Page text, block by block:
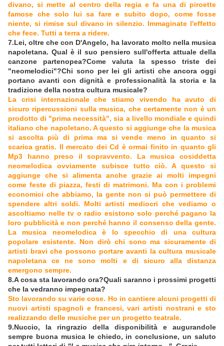
divano, si mette al centro della regia e fa una di piroette
famose che solo lui sa fare e subito dopo, come fosse
niente, si rimise sul divano in silenzio. Immaginate l'effetto
che fece. Tutti a terra a ridere.
7.Lei, oltre che con D'Angelo, ha lavorato molto nella musica
napoletana. Qual è il suo pensiero sull'offerta attuale della
canzone partenopea?Come valuta la spesso triste dei
"neomelodici"?Chi sono per lei gli artisti che ancora oggi
portano avanti con dignità e professionalità la storia e la
tradizione della nostra cultura musicale?
La crisi internazionale che stiamo vivendo ha avuto di
sicuro ripercussioni sulla musica, che certamente non è un
prodotto di "prima necessità", sia a livello mondiale e quindi
italiano che napoletano. A questo si aggiunge che la musica
si ascolta più di prima ma si vende meno in quanto si
scarica gratis. Il mercato dei Cd è ormai finito in quanto gli
Mp3 hanno preso il sopravvento. La musica cosiddetta
neomelodica ovviamente subisce tutto ciò. A questo si
aggiunge che si alimenta anche grazie ai molti impegni
come feste di piazza, festi di matrimoni. Ma con i problemi
economici che abbiamo, la gente non si può permettere di
spendere altri soldi. Molti artisti mediocri che vediamo o
ascoltiamo nelle tv o radio esistono solo perché pagano la
loro pubblicità e non perché hanno il consenso della gente.
La musica neomelodica è lo specchio di una cultura
popolare esistente. Non dirò chi sono ma sicuramente di
artisti bravi che possono portare avanti la cultura musicale
napoletana ce ne sono molti e di sicuro alla distanza
emergono sempre.
8.A cosa sta lavorando ora?Quali saranno i prossimi progetti
che la vedranno impegnata?
Sto lavorando su varie cose. Ho in cantiere alcuni progetti di
nuovi artisti spagnoli e francesi, vari artisti nostrani e sto
realizzando delle musiche per un progetto teatrale.
9.Nuccio, la ringrazio della disponibilità e augurandole
sempre buona musica le chiedo, in conclusione, un saluto